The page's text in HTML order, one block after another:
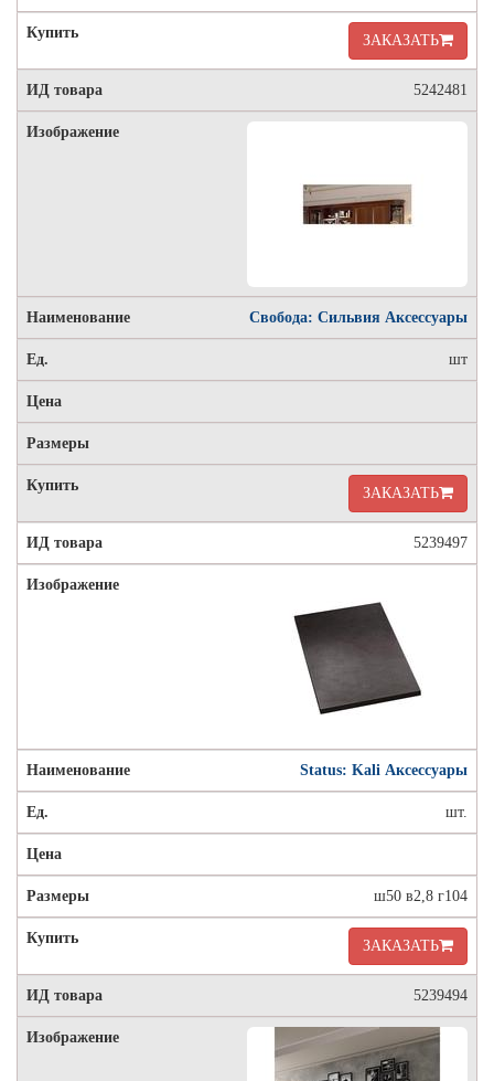
ЗАКАЗАТЬ
5242481
Свобода: Сильвия Аксессуары
шт
ЗАКАЗАТЬ
5239497
Status: Kali Аксессуары
шт.
ш50 в2,8 г104
ЗАКАЗАТЬ
5239494